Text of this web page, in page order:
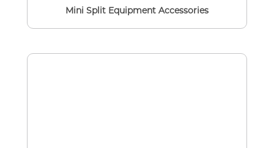
Mini Split Equipment Accessories